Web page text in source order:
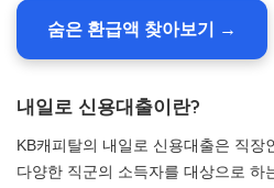
숨은 환급액 찾아보기 →
내일로 신용대출이란?
KB캐피탈의 내일로 신용대출은 직장
다양한 직군의 소득자를 대상으로 하